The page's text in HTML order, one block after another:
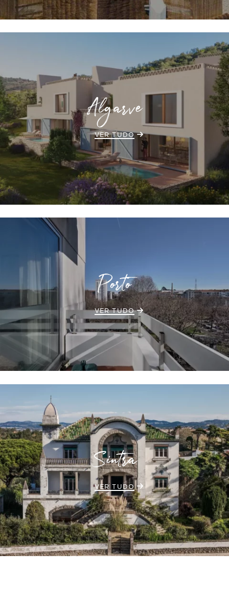
Algarve
VER TUDO
Porto
VER TUDO
Sintra
VER TUDO